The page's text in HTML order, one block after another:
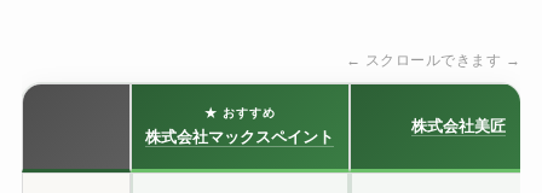
← スクロールできます →
★ おすすめ
株式会社マックスペイント
株式会社美匠